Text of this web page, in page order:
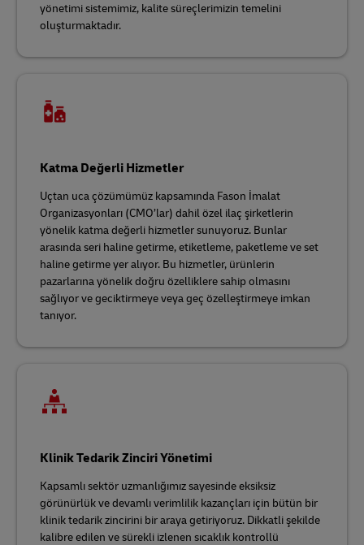
yönetimi sistemimiz, kalite süreçlerimizin temelini
oluşturmaktadır.
Katma Değerli Hizmetler
Uçtan uca çözümümüz kapsamında Fason İmalat
Organizasyonları (CMO’lar) dahil özel ilaç şirketlerin
yönelik katma değerli hizmetler sunuyoruz. Bunlar
arasında seri haline getirme, etiketleme, paketleme ve set
haline getirme yer alıyor. Bu hizmetler, ürünlerin
pazarlarına yönelik doğru özelliklere sahip olmasını
sağlıyor ve geciktirmeye veya geç özelleştirmeye imkan
tanıyor.
Klinik Tedarik Zinciri Yönetimi
Kapsamlı sektör uzmanlığımız sayesinde eksiksiz
görünürlük ve devamlı verimlilik kazançları için bütün bir
klinik tedarik zincirini bir araya getiriyoruz. Dikkatli şekilde
kalibre edilen ve sürekli izlenen sıcaklık kontrollü